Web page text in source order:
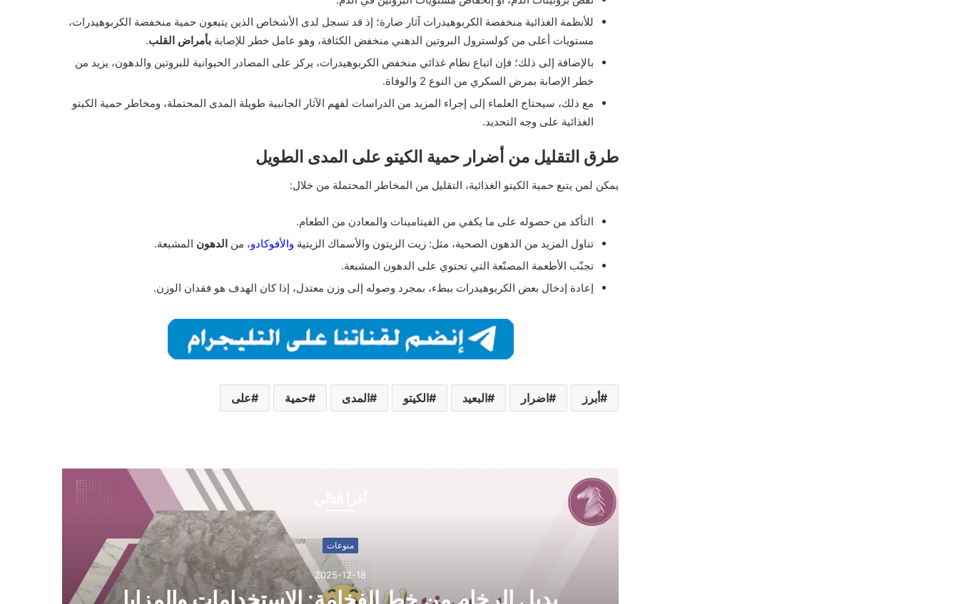
للأنظمة الغذائية منخفضة الكربوهيدرات آثار ضارة؛ إذ قد تسجل لدى الأشخاص الذين يتبعون حمية منخفضة الكربوهيدرات،
مستويات أعلى من كولسترول البروتين الدهني منخفض الكثافة، وهو عامل خطر للإصابة بأمراض القلب.
بالإضافة إلى ذلك؛ فإن اتباع نظام غذائي منخفض الكربوهيدرات، يركز على المصادر الحيوانية للبروتين والدهون، يزيد من
خطر الإصابة بمرض السكري من النوع 2 والوفاة.
مع ذلك، سيحتاج العلماء إلى إجراء المزيد من الدراسات لفهم الآثار الجانبية طويلة المدى المحتملة، ومخاطر حمية الكيتو
الغذائية على وجه التحديد.
طرق التقليل من أضرار حمية الكيتو على المدى الطويل
يمكن لمن يتبع حمية الكيتو الغذائية، التقليل من المخاطر المحتملة من خلال:
التأكد من حصوله على ما يكفي من الفيتامينات والمعادن من الطعام.
تناول المزيد من الدهون الصحية، مثل: زيت الزيتون والأسماك الزيتية والأفوكادو، من الدهون المشبعة.
تجنّب الأطعمة المصنّعة التي تحتوي على الدهون المشبعة.
إعادة إدخال بعض الكربوهيدرات ببطء، بمجرد وصوله إلى وزن معتدل، إذا كان الهدف هو فقدان الوزن.
أبرز اضرار البعيد الكيتو المدى حمية على
منوعات
2025-12-18